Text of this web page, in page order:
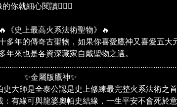
你就細心閱讀🙇🏼‍♀️
最高火系法術聖物》🔥
多年的傳奇古聖物，如果你喜愛鷹神又喜愛五
年來也是各資深藏家自戴聖物之選。
版鷹神✨
史大師是全泰公認是史上修練最完整火系法術之
有緣可與龍婆奧帕史結緣，一生平安不會死於